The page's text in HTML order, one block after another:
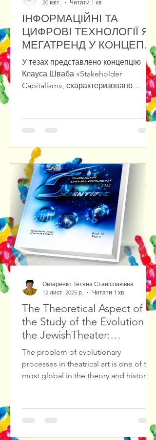
ІНФОРМАЦІЙНІ ТА
ЦИФРОВІ ТЕХНОЛОГІЇ ЯК
МЕГАТРЕНД У КОНЦЕПЦІЇ
«STAKEHOLDER
CAPITALISM»
У тезах представлено концепцію
Клауса Шваба «Stakeholder
Capitalism», схарактеризовано
цифровими проявами мегатрендів.
20 квіт.
Читати 1 хв
The Theoretical Aspect of
the Study of the Evolution of
the JewishTheater:
Methodological Foundations
and Source Study Base
The problem of evolutionary
processes in theatrical art is one of the
most global in the theory and history
problems is the diagnosis and
theatrical culture, the search for ways
Овчаренко Тетяна Станіславівна
12 лист. 2025 р.
Читати 1 хв